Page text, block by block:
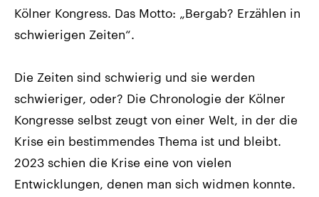
Kölner Kongress. Das Motto: „Bergab? Erzählen in
schwierigen Zeiten“.
Die Zeiten sind schwierig und sie werden
schwieriger, oder? Die Chronologie der Kölner
Kongresse selbst zeugt von einer Welt, in der die
Krise ein bestimmendes Thema ist und bleibt.
2023 schien die Krise eine von vielen
Entwicklungen, denen man sich widmen konnte.